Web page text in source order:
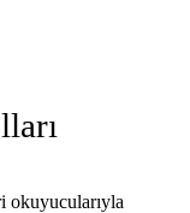
okuyucularıyla